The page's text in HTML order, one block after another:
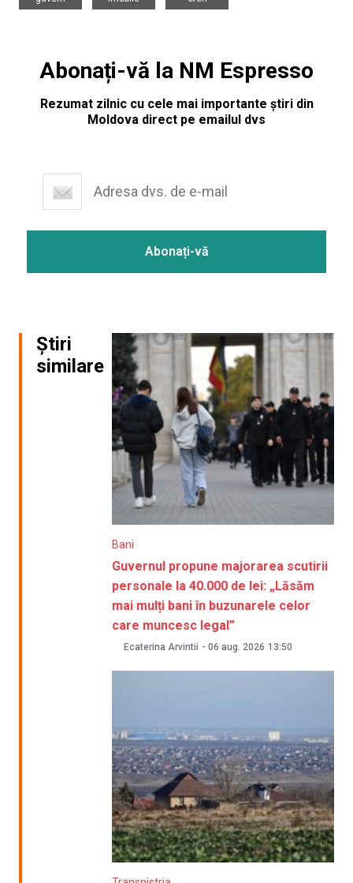
Abonați-vă la NM Espresso
Rezumat zilnic cu cele mai importante știri din
Moldova direct pe emailul dvs
Știri
similare
Bani
Guvernul propune majorarea scutirii
personale la 40.000 de lei: „Lăsăm
mai mulți bani în buzunarele celor
care muncesc legal”
Ecaterina Arvintii - 06 aug. 2026 13:50